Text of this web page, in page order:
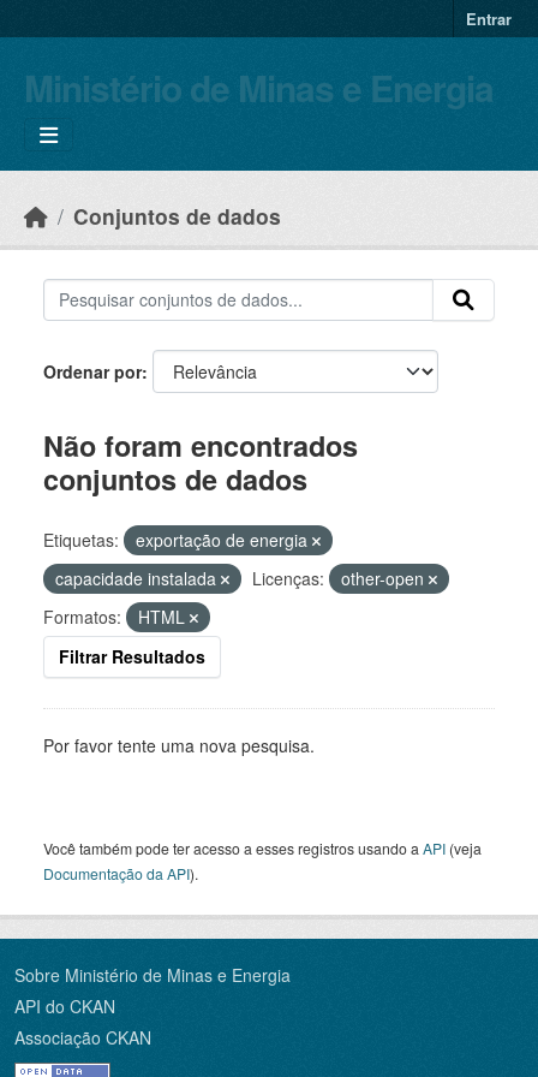
Entrar
Ministério de Minas e Energia
Conjuntos de dados
Ordenar por
Não foram encontrados
conjuntos de dados
Etiquetas:
exportação de energia
capacidade instalada
Licenças:
other-open
Formatos:
HTML
Filtrar Resultados
Por favor tente uma nova pesquisa.
Você também pode ter acesso a esses registros usando a API (veja
Documentação da API).
Sobre Ministério de Minas e Energia
API do CKAN
Associação CKAN